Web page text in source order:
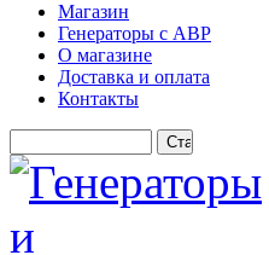
Магазин
Генераторы с АВР
О магазине
Доставка и оплата
Контакты